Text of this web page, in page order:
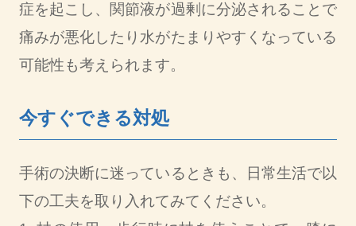
症を起こし、関節液が過剰に分泌されることで
痛みが悪化したり水がたまりやすくなっている
可能性も考えられます。
今すぐできる対処
手術の決断に迷っているときも、日常生活で以
下の工夫を取り入れてみてください。